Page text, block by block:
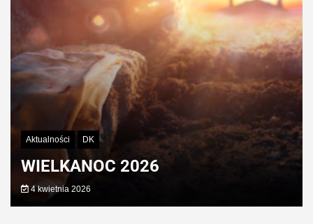
Aktualności DK
WIELKANOC 2026
4 kwietnia 2026